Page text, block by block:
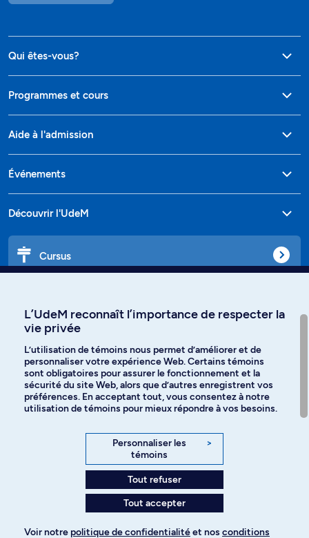
Qui êtes-vous?
Programmes et cours
Aide à l'admission
Événements
Découvrir l'UdeM
Cursus
Langues
Facebook Instagram
YouTube
Politique de confidentialité
L’UdeM reconnaît l’importance de respecter la
vie privée
L’utilisation de témoins nous permet d’améliorer et de
personnaliser votre expérience Web. Certains témoins
sont obligatoires pour assurer le fonctionnement et la
sécurité du site Web, alors que d’autres enregistrent vos
préférences. En acceptant tout, vous consentez à notre
utilisation de témoins pour mieux répondre à vos besoins.
Personnaliser les
témoins
>
Tout refuser
Tout accepter
Voir notre politique de confidentialitéet nos conditions